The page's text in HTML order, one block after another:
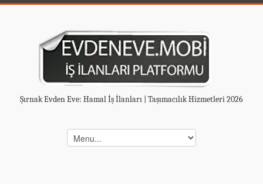
Şırnak Evden Eve: Hamal İş İlanları | Taşımacılık Hizmetleri 2026